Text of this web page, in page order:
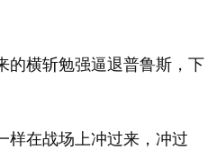
的横斩勉强逼退普鲁斯，下
样在战场上冲过来，冲过